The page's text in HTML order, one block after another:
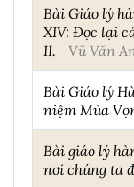
Bài Giáo lý
XIV: Đọc lại
II.
Vũ Văn
Bài Giáo lý
niệm Mùa
Bài giáo lý
nơi chúng ta